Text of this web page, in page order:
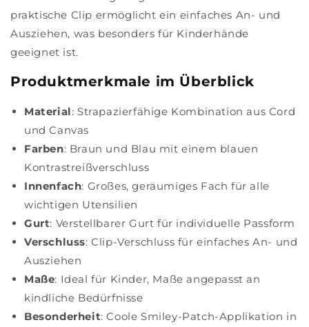
praktische Clip ermöglicht ein einfaches An- und
Ausziehen, was besonders für Kinderhände
geeignet ist.
Produktmerkmale im Überblick
Material: Strapazierfähige Kombination aus Cord
und Canvas
Farben: Braun und Blau mit einem blauen
Kontrastreißverschluss
Innenfach: Großes, geräumiges Fach für alle
wichtigen Utensilien
Gurt: Verstellbarer Gurt für individuelle Passform
Verschluss: Clip-Verschluss für einfaches An- und
Ausziehen
Maße: Ideal für Kinder, Maße angepasst an
kindliche Bedürfnisse
Besonderheit: Coole Smiley-Patch-Applikation in